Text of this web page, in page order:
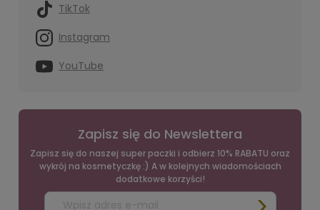
TikTok
Instagram
YouTube
Zapisz się do Newslettera
Zapisz się do naszej super paczki i odbierz 10% RABATU oraz
wykrój na kosmetyczkę :) A w kolejnych wiadomościach
dodatkowe korzyści!